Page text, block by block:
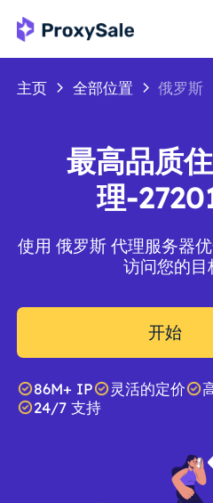
主页 全部位置 俄罗斯
最高品质
理-
使用 俄罗斯 代理服务器
访问您的目
开始
86M+ IP 灵活的定价
24/7 支持